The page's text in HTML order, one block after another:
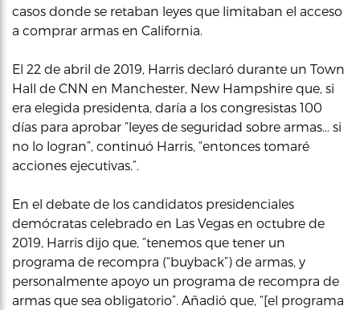
casos donde se retaban leyes que limitaban el acceso
a comprar armas en California.
El 22 de abril de 2019, Harris declaró durante un Town
Hall de CNN en Manchester, New Hampshire que, si
era elegida presidenta, daría a los congresistas 100
días para aprobar “leyes de seguridad sobre armas… si
no lo logran”, continuó Harris, “entonces tomaré
acciones ejecutivas.”.
En el debate de los candidatos presidenciales
demócratas celebrado en Las Vegas en octubre de
2019, Harris dijo que, “tenemos que tener un
programa de recompra (“buyback”) de armas, y
personalmente apoyo un programa de recompra de
armas que sea obligatorio”. Añadió que, “[el programa